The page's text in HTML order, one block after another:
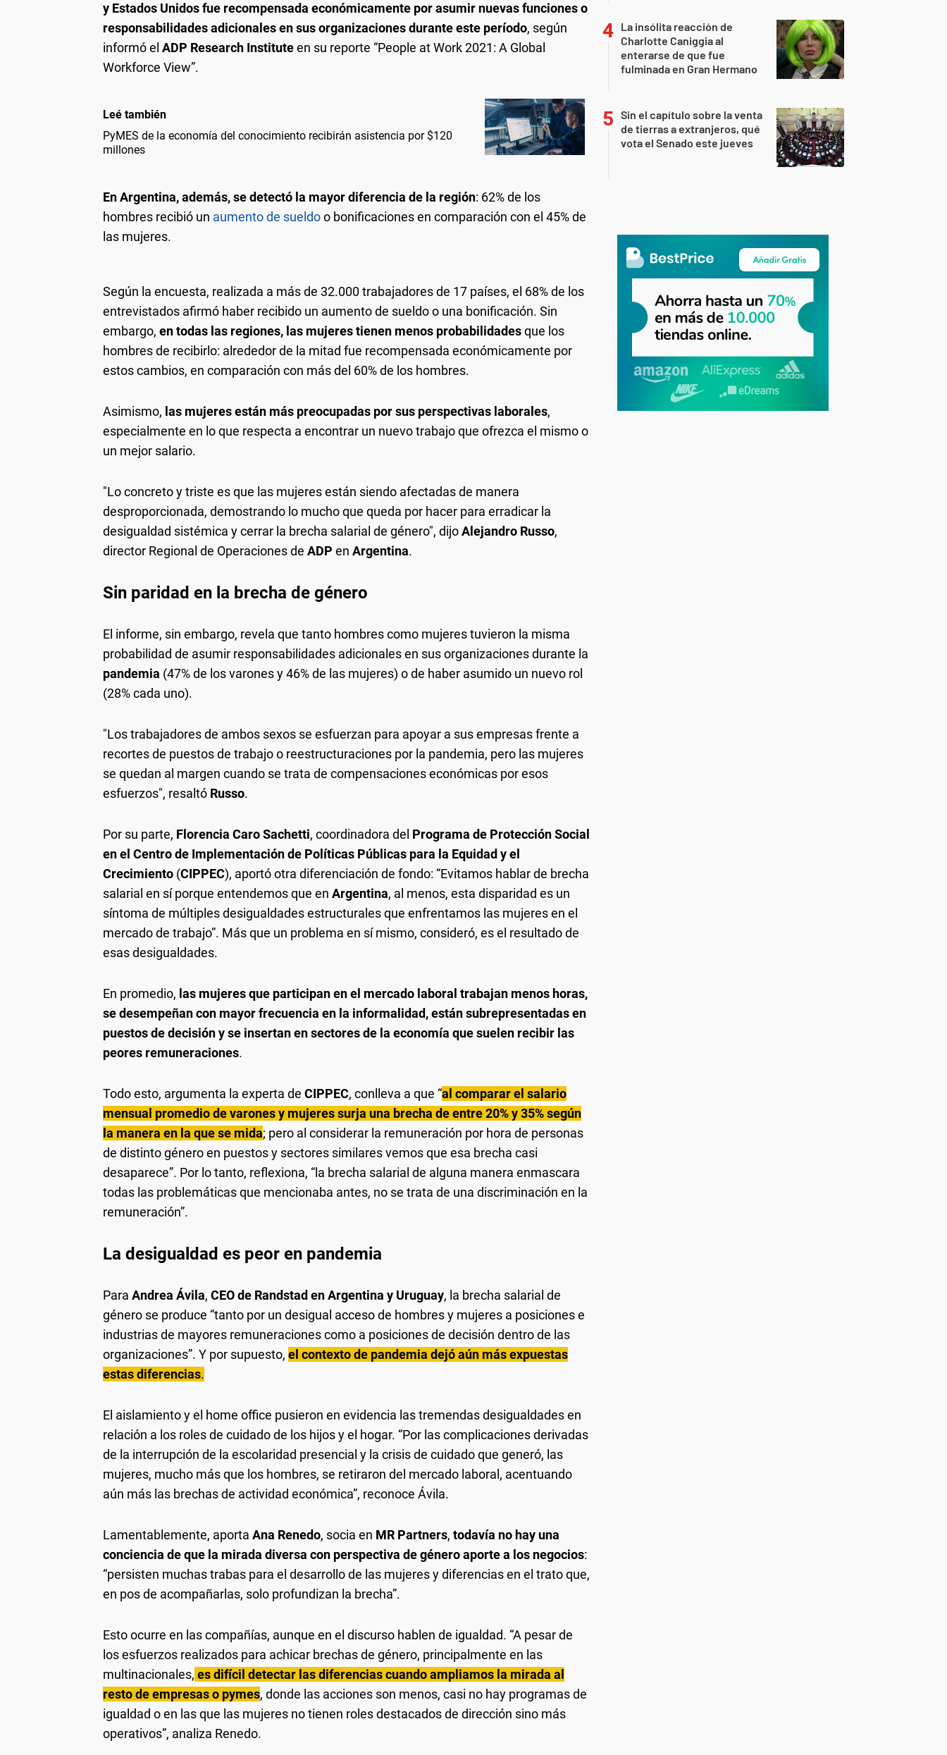
y Estados Unidos fue recompensada económicamente por asumir nuevas funciones o
responsabilidades adicionales en sus organizaciones durante este período, según
informó el ADP Research Instituteen su reporte “People at Work 2021: A Global
Workforce View”.
Leé también
PyMES de la economía del conocimiento recibirán asistencia por $120
millones
En Argentina, además, se detectó la mayor diferencia de la región: 62% de los
hombres recibió un aumento de sueldoo bonificaciones en comparación con el 45% de
las mujeres.
Según la encuesta, realizada a más de 32.000 trabajadores de 17 países, el 68% de los
entrevistados afirmó haber recibido un aumento de sueldo o una bonificación. Sin
embargo, en todas las regiones, las mujeres tienen menos probabilidadesque los
hombres de recibirlo: alrededor de la mitad fue recompensada económicamente por
estos cambios, en comparación con más del 60% de los hombres.
Asimismo, las mujeres están más preocupadas por sus perspectivas laborales,
especialmente en lo que respecta a encontrar un nuevo trabajo que ofrezca el mismo o
un mejor salario.
"Lo concreto y triste es que las mujeres están siendo afectadas de manera
desproporcionada, demostrando lo mucho que queda por hacer para erradicar la
desigualdad sistémica y cerrar la brecha salarial de género", dijoAlejandro Russo,
director Regional de Operaciones de ADP en Argentina.
Sin paridad en la brecha de género
El informe, sin embargo, revela que tanto hombres como mujeres tuvieron la misma
probabilidad de asumir responsabilidades adicionales en sus organizaciones durante la
pandemia (47% de los varones y 46% de las mujeres) o de haber asumido un nuevo rol
(28% cada uno).
"Los trabajadores de ambos sexos se esfuerzan para apoyar a sus empresas frente a
recortes de puestos de trabajo o reestructuraciones por la pandemia, pero las mujeres
se quedan al margen cuando se trata de compensaciones económicas por esos
esfuerzos", resaltó Russo.
Por su parte, Florencia Caro Sachetti, coordinadora del Programa de Protección Social
en el Centro de Implementación de Políticas Públicas para la Equidad y el
Crecimiento (CIPPEC), aportó otra diferenciación de fondo: “Evitamos hablar de brecha
salarial en sí porque entendemos que en Argentina, al menos, esta disparidad es un
síntoma de múltiples desigualdades estructurales que enfrentamos las mujeres en el
mercado de trabajo”. Más que un problema en sí mismo, consideró, es el resultado de
esas desigualdades.
En promedio, las mujeres que participan en el mercado laboral trabajan menos horas,
se desempeñan con mayor frecuencia en la informalidad, están subrepresentadas en
puestos de decisión y se insertan en sectores de la economía que suelen recibir las
peores remuneraciones.
Todo esto, argumenta la experta de CIPPEC, conlleva a que “al comparar el salario
mensual promedio de varones y mujeres surja una brecha de entre 20% y 35% según
la manera en la que se mida; pero al considerar la remuneración por hora de personas
de distinto género en puestos y sectores similares vemos que esa brecha casi
desaparece”. Por lo tanto, reflexiona, “la brecha salarial de alguna manera enmascara
todas las problemáticas que mencionaba antes, no se trata de una discriminación en la
remuneración”.
La desigualdad es peor en pandemia
Para Andrea Ávila, CEO de Randstad en Argentina y Uruguay, la brecha salarial de
género se produce “tanto por un desigual acceso de hombres y mujeres a posiciones e
industrias de mayores remuneraciones como a posiciones de decisión dentro de las
organizaciones”. Y por supuesto, el contexto de pandemia dejó aún más expuestas
estas diferencias.
El aislamiento y el home office pusieron en evidencia las tremendas desigualdades en
relación a los roles de cuidado de los hijos y el hogar. “Por las complicaciones derivadas
de la interrupción de la escolaridad presencial y la crisis de cuidado que generó, las
mujeres, mucho más que los hombres, se retiraron del mercado laboral, acentuando
aún más las brechas de actividad económica”, reconoce Ávila.
Lamentablemente, aporta Ana Renedo, socia en MR Partners, todavía no hay una
conciencia de que la mirada diversa con perspectiva de género aporte a los negocios:
“persisten muchas trabas para el desarrollo de las mujeres y diferencias en el trato que,
en pos de acompañarlas, solo profundizan la brecha”.
Esto ocurre en las compañías, aunque en el discurso hablen de igualdad. “A pesar de
los esfuerzos realizados para achicar brechas de género, principalmente en las
multinacionales, es difícil detectar las diferencias cuando ampliamos la mirada al
resto de empresas o pymes, donde las acciones son menos, casi no hay programas de
igualdad o en las que las mujeres no tienen roles destacados de dirección sino más
operativos”, analiza Renedo.
La insólita reacción de
Charlotte Caniggia al
enterarse de que fue
fulminada en Gran Hermano
Sin el capítulo sobre la venta
de tierras a extranjeros, qué
vota el Senado este jueves